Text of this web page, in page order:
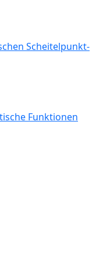
Scheitelpunkt-
Funktionen